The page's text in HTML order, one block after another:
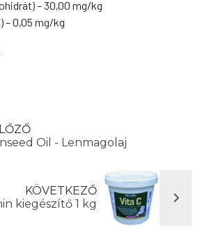
– 30,00 mg/kg
– 0,05 mg/kg
Oil - Lenmagolaj
KÖVETKEZŐ
kiegészítő 1 kg